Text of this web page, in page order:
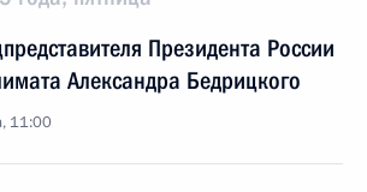
Президента России
Александра Бедрицкого
11:00